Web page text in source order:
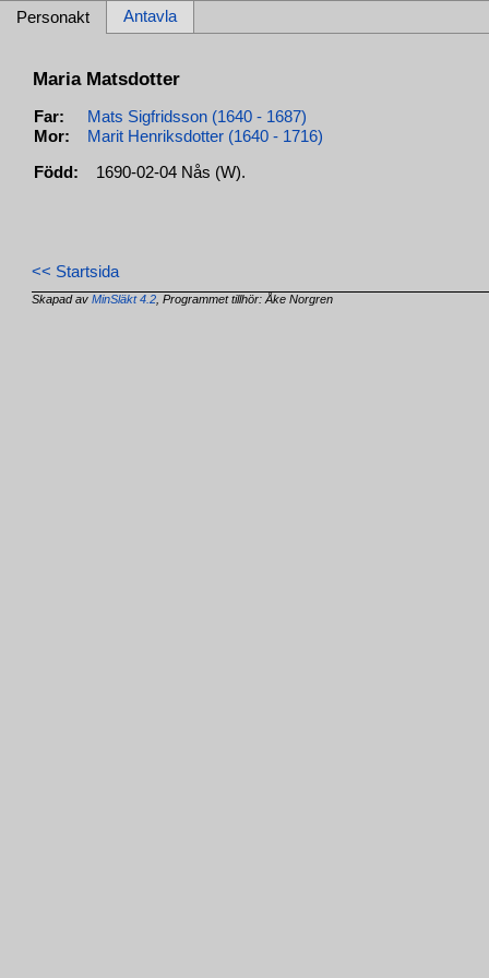
Personakt Antavla
Maria Matsdotter
Far:
Mats Sigfridsson (1640 - 1687)
Mor:
Marit Henriksdotter (1640 - 1716)
Född: 1690-02-04 Nås (W).
<< Startsida
Skapad avMinSläkt 4.2 , Programmet tillhör: Åke Norgren